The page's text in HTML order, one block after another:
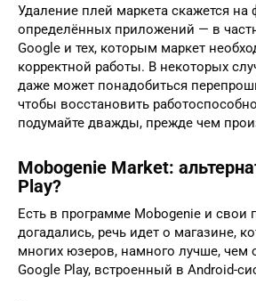
Удаление плей маркета скажется
определённых приложений — в
Google и тех, которым маркет
корректной работы. В некоторых
даже может понадобиться
чтобы восстановить
подумайте дважды, прежде чем
Mobogenie Market:
Play?
Есть в программе Mobogenie и
догадались, речь идет о магазине,
многих юзеров, намного лучше, чем
Google Play, встроенный в Android-